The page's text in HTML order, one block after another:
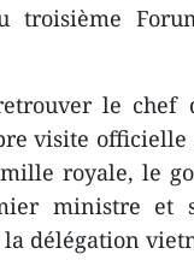
le chef
visite
royale, le
ministre et
délégation